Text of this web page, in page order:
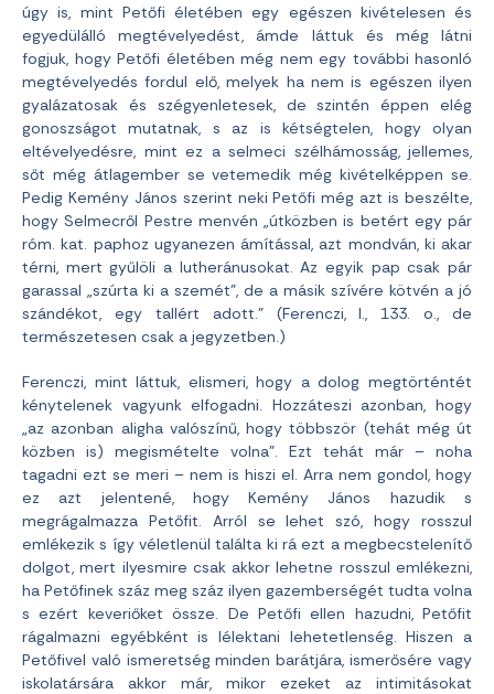
úgy is, mint Petőfi életében egy egészen kivételesen és
egyedülálló megtévelyedést, ámde láttuk és még látni
fogjuk, hogy Petőfi életében még nem egy további hasonló
megtévelyedés fordul elő, melyek ha nem is egészen ilyen
gyalázatosak és szégyenletesek, de szintén éppen elég
gonoszságot mutatnak, s az is kétségtelen, hogy olyan
eltévelyedésre, mint ez a selmeci szélhámosság, jellemes,
sőt még átlagember se vetemedik még kivételképpen se.
Pedig Kemény János szerint neki Petőfi még azt is beszélte,
hogy Selmecről Pestre menvén „útközben is betért egy pár
róm. kat. paphoz ugyanezen ámítással, azt mondván, ki akar
térni, mert gyűlöli a lutheránusokat. Az egyik pap csak pár
garassal „szúrta ki a szemét”, de a másik szívére kötvén a jó
szándékot, egy tallért adott.” (Ferenczi, I., 133. o., de
természetesen csak a jegyzetben.)
Ferenczi, mint láttuk, elismeri, hogy a dolog megtörténtét
kénytelenek vagyunk elfogadni. Hozzáteszi azonban, hogy
„az azonban aligha valószínű, hogy többször (tehát még út
közben is) megismételte volna”. Ezt tehát már – noha
tagadni ezt se meri – nem is hiszi el. Arra nem gondol, hogy
ez azt jelentené, hogy Kemény János hazudik s
megrágalmazza Petőfit. Arról se lehet szó, hogy rosszul
emlékezik s így véletlenül találta ki rá ezt a megbecstelenítő
dolgot, mert ilyesmire csak akkor lehetne rosszul emlékezni,
ha Petőfinek száz meg száz ilyen gazemberségét tudta volna
s ezért keveriőket össze. De Petőfi ellen hazudni, Petőfit
rágalmazni egyébként is lélektani lehetetlenség. Hiszen a
Petőfivel való ismeretség minden barátjára, ismerősére vagy
iskolatársára akkor már, mikor ezeket az intimitásokat